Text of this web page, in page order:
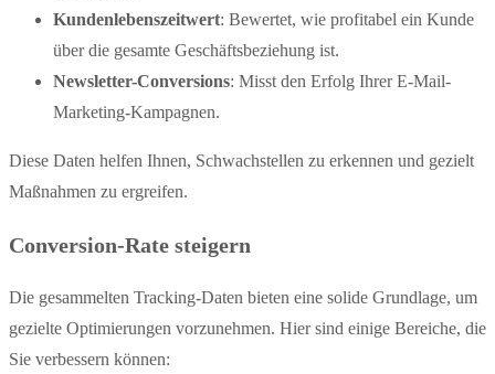
Kundenlebenszeitwert: Bewertet, wie profitabel ein Kunde
über die gesamte Geschäftsbeziehung ist.
Newsletter-Conversions: Misst den Erfolg Ihrer E-Mail-
Marketing-Kampagnen.
Diese Daten helfen Ihnen, Schwachstellen zu erkennen und gezielt
Maßnahmen zu ergreifen.
Conversion-Rate steigern
Die gesammelten Tracking-Daten bieten eine solide Grundlage, um
gezielte Optimierungen vorzunehmen. Hier sind einige Bereiche, die
Sie verbessern können: